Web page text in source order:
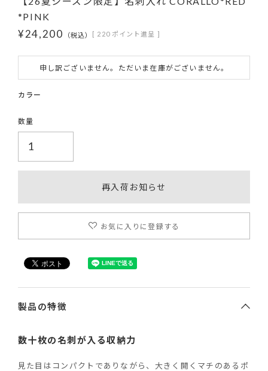
*PINK
¥24,200 税込 [ 220 ポイント進呈 ]
申し訳ございません。ただいま在庫がございません。
お気に入りに登録する
再入荷お知らせ
製品の特徴
数十枚の名刺が入る収納力
見た目はコンパクトでありながら、大きく開くマチのあるポ